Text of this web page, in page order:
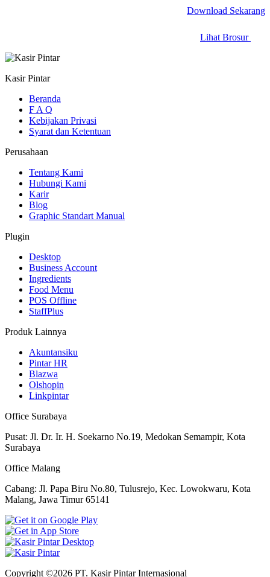
Download Sekarang
Lihat Brosur
Kasir Pintar
Beranda
F A Q
Kebijakan Privasi
Syarat dan Ketentuan
Perusahaan
Tentang Kami
Hubungi Kami
Karir
Blog
Graphic Standart Manual
Plugin
Desktop
Business Account
Ingredients
Food Menu
POS Offline
StaffPlus
Produk Lainnya
Akuntansiku
Pintar HR
Blazwa
Olshopin
Linkpintar
Office Surabaya
Pusat: Jl. Dr. Ir. H. Soekarno No.19, Medokan Semampir, Kota
Surabaya
Office Malang
Cabang: Jl. Papa Biru No.80, Tulusrejo, Kec. Lowokwaru, Kota
Malang, Jawa Timur 65141
Copyright ©2026 PT. Kasir Pintar Internasional